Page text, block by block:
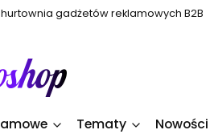
gadżetów reklamowych B2B
Tematy Nowości